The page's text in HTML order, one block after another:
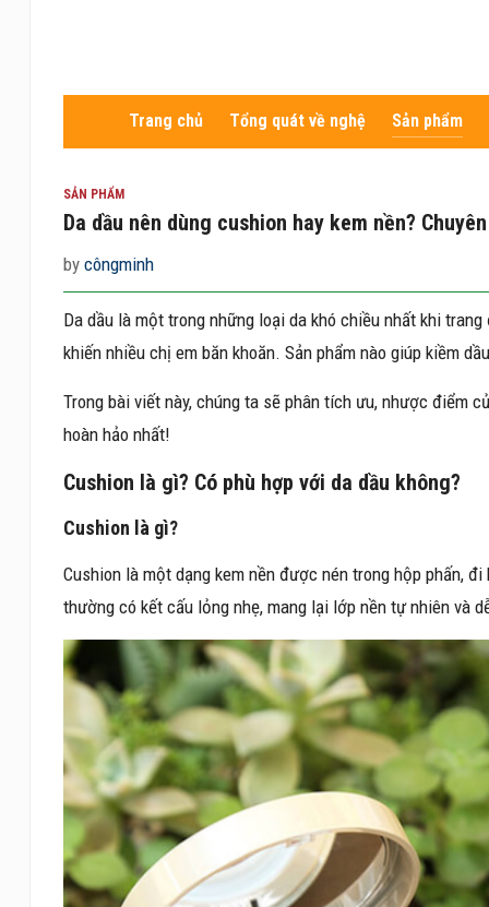
Trang chủ Tổng quát về nghệ Sản phẩm
SẢN PHẨM
Da dầu nên dùng cushion hay kem nền?
by côngminh
Da dầu là một trong những loại da khó chiều nhất khi
khiến nhiều chị em băn khoăn. Sản phẩm nào giúp kiềm
Trong bài viết này, chúng ta sẽ phân tích ưu, nhược điểm
hoàn hảo nhất!
Cushion là gì? Có phù hợp với da dầu không?
Cushion là gì?
Cushion là một dạng kem nền được nén trong hộp phấn,
thường có kết cấu lỏng nhẹ, mang lại lớp nền tự nhiên và